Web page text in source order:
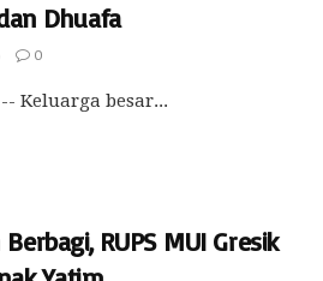
Dhuafa
0
Keluarga besar...
RUPS MUI Gresik